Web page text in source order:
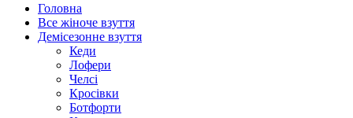
Головна
Все жіноче взуття
Демісезонне взуття
Кеди
Лофери
Челсі
Кросівки
Ботфорти